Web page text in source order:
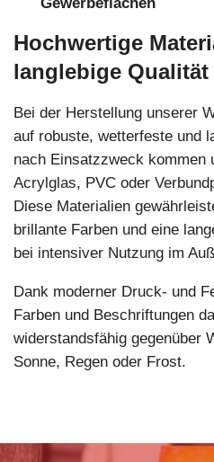
Hochwertige
langlebige Qualität
Bei der Herstellung unserer
auf robuste, wetterfeste und
nach Einsatzzweck kommen
Acrylglas, PVC oder
Diese Materialien
brillante Farben und eine
bei intensiver Nutzung im
Dank moderner Druck- und
Farben und Beschriftungen
widerstandsfähig gegenüber
Sonne, Regen oder Frost.